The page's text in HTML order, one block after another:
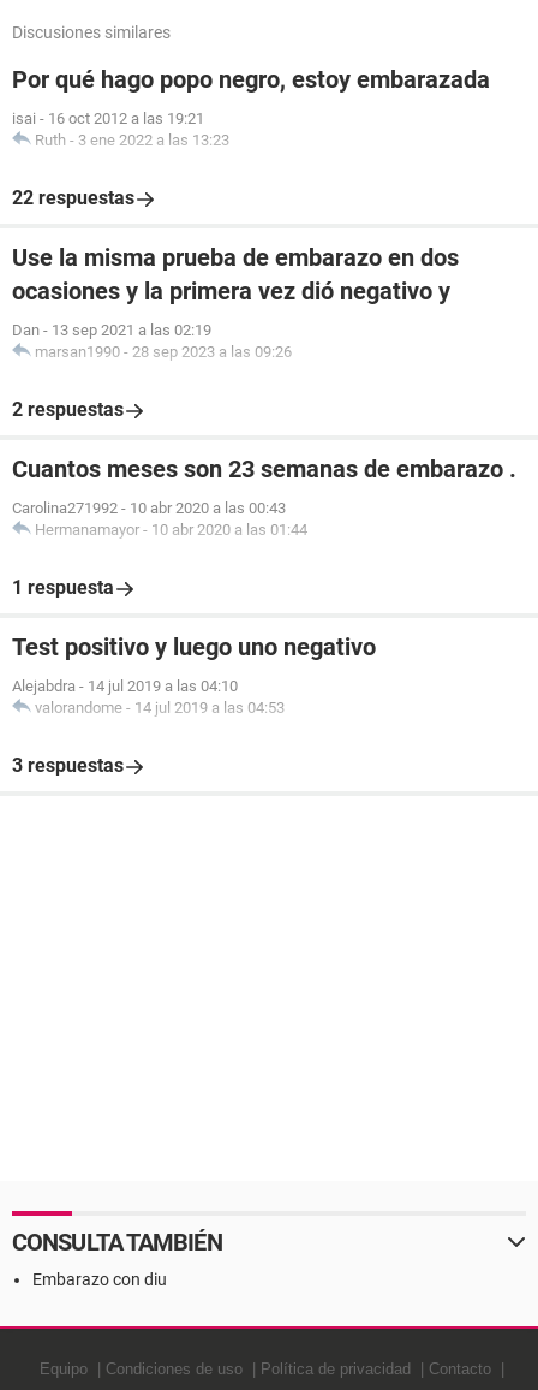
Discusiones similares
Por qué hago popo negro, estoy embarazada
isai - 16 oct 2012 a las 19:21
Ruth - 3 ene 2022 a las 13:23
22 respuestas
Use la misma prueba de embarazo en dos
ocasiones y la primera vez dió negativo y
Dan - 13 sep 2021 a las 02:19
marsan1990 - 28 sep 2023 a las 09:26
2 respuestas
Cuantos meses son 23 semanas de embarazo .
Carolina271992 - 10 abr 2020 a las 00:43
Hermanamayor - 10 abr 2020 a las 01:44
1 respuesta
Test positivo y luego uno negativo
Alejabdra - 14 jul 2019 a las 04:10
valorandome - 14 jul 2019 a las 04:53
3 respuestas
CONSULTA TAMBIÉN
Embarazo con diu
Equipo Condiciones de uso Política de privacidad Contacto